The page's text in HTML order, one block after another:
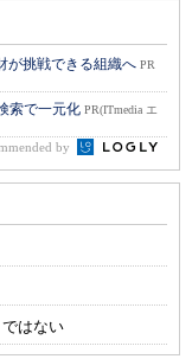
が挑戦できる組織へ PR
索で一元化 PR(ITmedia エ
by
はない